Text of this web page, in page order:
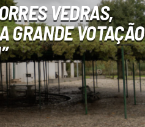
VEDRAS,
GRANDE VOTAÇÃO